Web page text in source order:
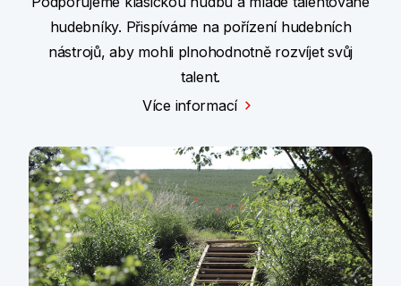
hudebníky. Přispíváme na pořízení hudebních
nástrojů, aby mohli plnohodnotně rozvíjet svůj
talent.
Více informací